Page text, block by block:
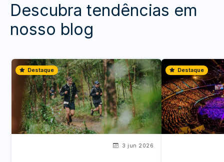
Descubra tendências em
nosso blog
Destaque
3 jun 2026
Destaque